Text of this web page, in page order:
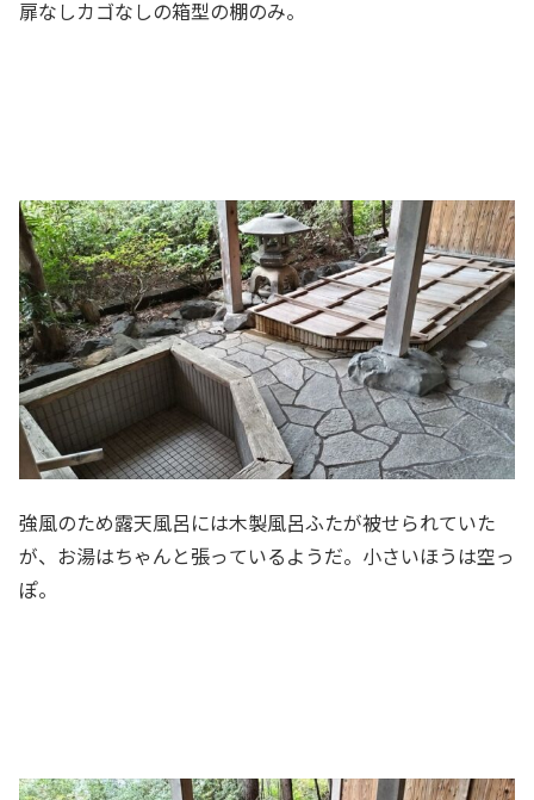
扉なしカゴなしの箱型の棚のみ。
強風のため露天風呂には木製風呂ふたが被せられていた
が、お湯はちゃんと張っているようだ。小さいほうは空っ
ぽ。